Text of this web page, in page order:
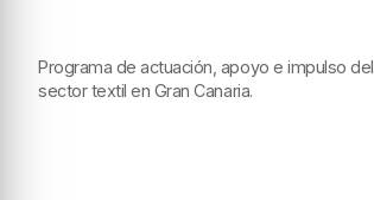
Programa de actuación, apoyo e impulso del
sector textil en Gran Canaria.